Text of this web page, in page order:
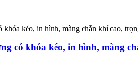
có khóa kéo, in hình, màng